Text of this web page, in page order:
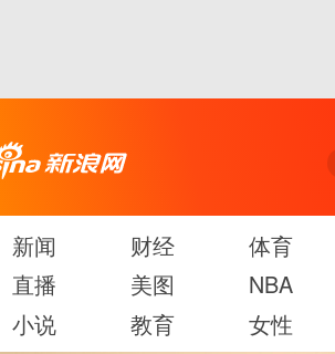
新闻 财经 体育
直播
美图 NBA
小说
教育 女性